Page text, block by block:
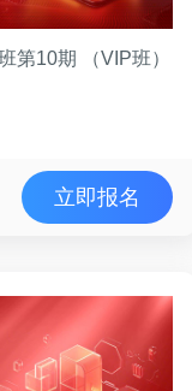
第10期 （VIP班）
立即报名